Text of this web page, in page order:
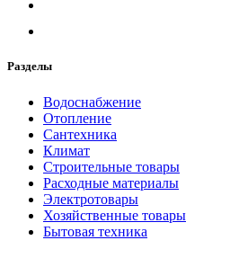
Разделы
Водоснабжение
Отопление
Сантехника
Климат
Строительные товары
Расходные материалы
Электротовары
Хозяйственные товары
Бытовая техника